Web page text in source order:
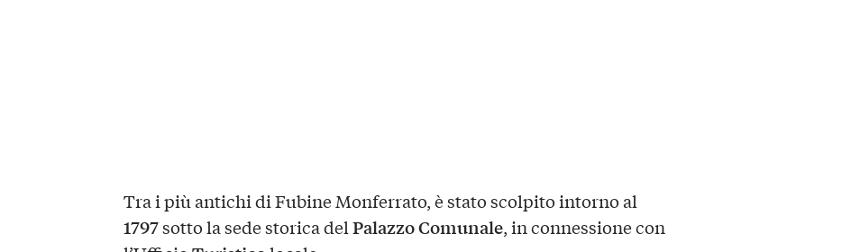
Tra i più antichi di Fubine Monferrato, è stato scolpito intorno al
1797sotto la sede storica delPalazzo Comunale, in connessione con